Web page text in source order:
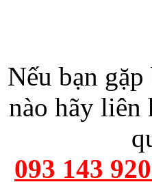
Nếu bạn
nào hãy liên
093 143